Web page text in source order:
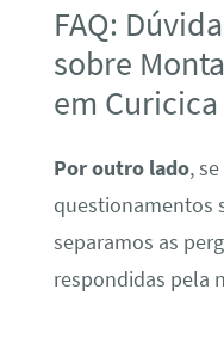
FAQ:
sobre
em Curicica
Por outro lado,
questionamentos
separamos as
respondidas pela